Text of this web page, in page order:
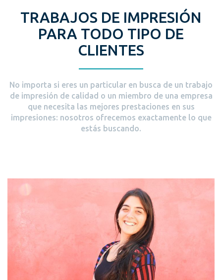
TRABAJOS DE IMPRESIÓN
PARA TODO TIPO DE
CLIENTES
No importa si eres un particular en busca de un trabajo
de impresión de calidad o un miembro de una empresa
que necesita las mejores prestaciones en sus
impresiones: nosotros ofrecemos exactamente lo que
estás buscando.